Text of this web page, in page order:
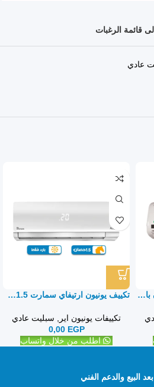
قائمة الرغبات
عادي
تكييف يونيون أي كول 1.5 حصان بارد فقط – سبليت تكييف يونيون ارتيفاي سمارت 1.5حصان بارد فقط – سبليت
تكييفات يونيون اير , سبليت عادي
0,00 EGP
اطلب من خلال واتساب
البيع والدعم الفني